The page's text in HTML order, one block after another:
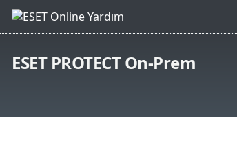
ESET PROTECT On-Prem